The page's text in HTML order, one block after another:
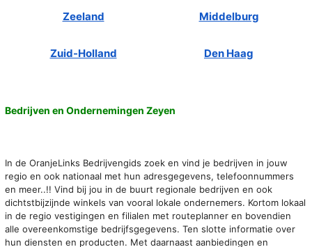
Zeeland Middelburg
Zuid-Holland Den Haag
Bedrijven en Ondernemingen Zeyen
In de OranjeLinks Bedrijvengids zoek en vind je bedrijven in jouw
regio en ook nationaal met hun adresgegevens, telefoonnummers
en meer..!! Vind bij jou in de buurt regionale bedrijven en ook
dichtstbijzijnde winkels van vooral lokale ondernemers. Kortom lokaal
in de regio vestigingen en filialen met routeplanner en bovendien
alle overeenkomstige bedrijfsgegevens. Ten slotte informatie over
hun diensten en producten. Met daarnaast aanbiedingen en